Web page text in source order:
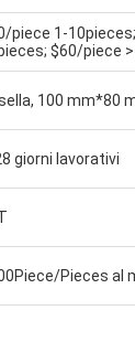
piece 1-
$60/piece
100 mm*80
giorni lavorativi
Pieces al